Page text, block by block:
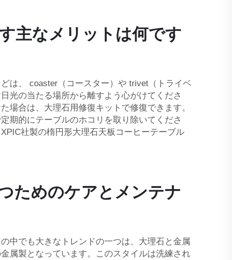
主なメリットは何です
は、 coaster（コースター）や trivet（トライベ
光の当たる場所から離すよう心がけてくださ
場合は、大理石用修復キットで修復できます。
期的にテーブルのホコリを取り除いてくださ
社製の楕円形大理石天板コーヒーテーブル
ためのケアとメンテナ
中でも大きなトレンドの一つは、大理石と金属
属製となっています。このスタイルは洗練され